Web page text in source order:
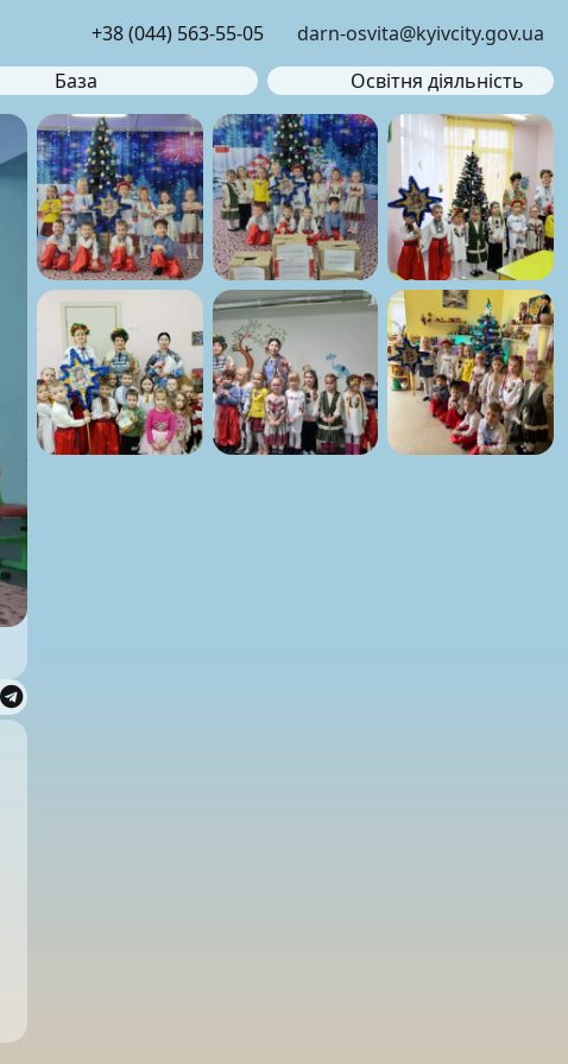
+38 (044) 563-55-05
darn-osvita@kyivcity.gov.ua
База Освітня діяльність